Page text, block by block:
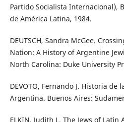
Partido Socialista Internacional),
de América Latina, 1984.
DEUTSCH, Sandra McGee.
Nation: A History of Argentine
North Carolina: Duke University
DEVOTO, Fernando J. Historia de
Argentina. Buenos Aires:
ELKIN, Judith L. The Jews of